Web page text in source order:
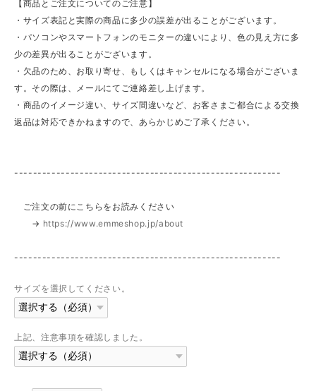
【商品とご注文についてのご注意】
・サイズ表記と実際の商品に多少の誤差が出ることがございます。
・パソコンやスマートフォンのモニターの違いにより、色の見え方に多
少の差異が出ることがございます。
・欠品のため、お取り寄せ、もしくはキャンセルになる場合がございま
す。その際は、メールにてご連絡差し上げます。
・商品のイメージ違い、サイズ間違いなど、お客さまご都合による交換
返品は対応できかねますので、あらかじめご了承ください。
---------------------------------------------------------
ご注文の前にこちらをお読みください
→ https://www.emmeshop.jp/about
---------------------------------------------------------
サイズを選択してください。
上記、注意事項を確認しました。